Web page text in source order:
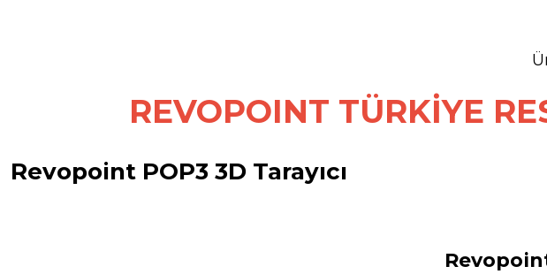
REVOPOINT TÜRKİYE
Revopoint POP3 3D Tarayıcı